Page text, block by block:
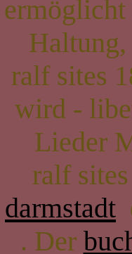
ermöglicht
Haltung,
ralf sites
wird -
Lieder
ralf
darmstadt
. Der